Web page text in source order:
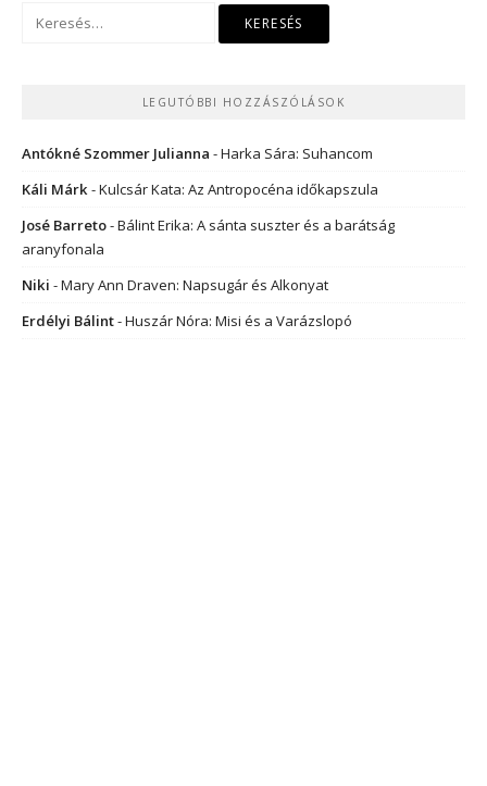
LEGUTÓBBI HOZZÁSZÓLÁSOK
Antókné Szommer Julianna -Harka Sára: Suhancom
Káli Márk-Kulcsár Kata: Az Antropocéna időkapszula
José Barreto-Bálint Erika: A sánta suszter és a barátság
aranyfonala
Niki -Mary Ann Draven: Napsugár és Alkonyat
Erdélyi Bálint-Huszár Nóra: Misi és a Varázslopó